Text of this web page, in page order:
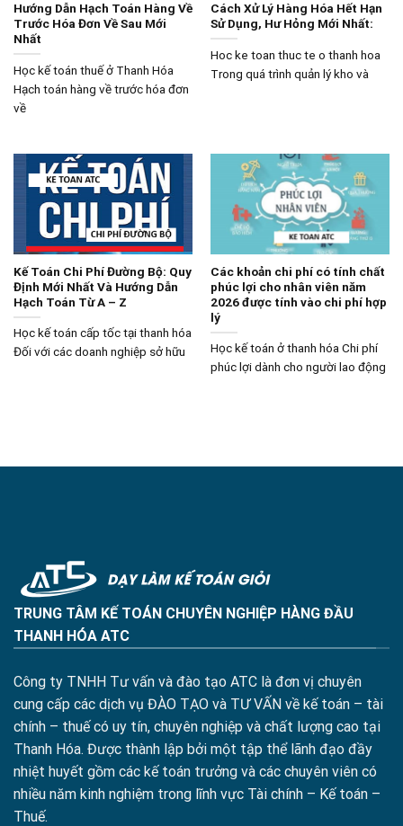
Hướng Dẫn Hạch Toán Hàng Về
Trước Hóa Đơn Về Sau Mới
Nhất
Học kế toán thuế ở Thanh Hóa
Hạch toán hàng về trước hóa đơn
về
Cách Xử Lý Hàng Hóa Hết Hạn
Sử Dụng, Hư Hỏng Mới Nhất:
Hoc ke toan thuc te o thanh hoa
Trong quá trình quản lý kho và
Kế Toán Chi Phí Đường Bộ: Quy
Định Mới Nhất Và Hướng Dẫn
Hạch Toán Từ A – Z
Học kế toán cấp tốc tại thanh hóa
Đối với các doanh nghiệp sở hữu
Các khoản chi phí có tính chất
phúc lợi cho nhân viên năm
2026 được tính vào chi phí hợp
lý
Học kế toán ở thanh hóa Chi phí
phúc lợi dành cho người lao động
TRUNG TÂM KẾ TOÁN CHUYÊN NGHIỆP HÀNG ĐẦU
THANH HÓA ATC
Công ty TNHH Tư vấn và đào tạo ATC là đơn vị chuyên
cung cấp các dịch vụ ĐÀO TẠO và TƯ VẤN về kế toán – tài
chính – thuế có uy tín, chuyên nghiệp và chất lượng cao tại
Thanh Hóa. Được thành lập bởi một tập thể lãnh đạo đầy
nhiệt huyết gồm các kế toán trưởng và các chuyên viên có
nhiều năm kinh nghiệm trong lĩnh vực Tài chính – Kế toán –
Thuế.